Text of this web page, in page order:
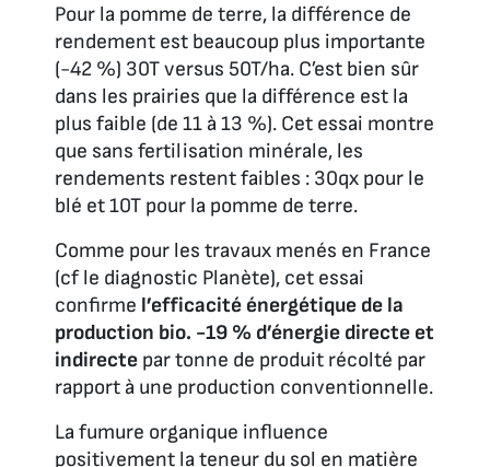
Pour la pomme de terre, la différence de
rendement est beaucoup plus importante
(-42 %) 30T versus 50T/ha. C’est bien sûr
dans les prairies que la différence est la
plus faible (de 11 à 13 %). Cet essai montre
que sans fertilisation minérale, les
rendements restent faibles : 30qx pour le
blé et 10T pour la pomme de terre.
Comme pour les travaux menés en France
(cf le diagnostic Planète), cet essai
confirme l’efficacité énergétique de la
production bio. -19 % d’énergie directe et
indirecte par tonne de produit récolté par
rapport à une production conventionnelle.
La fumure organique influence
positivement la teneur du sol en matière